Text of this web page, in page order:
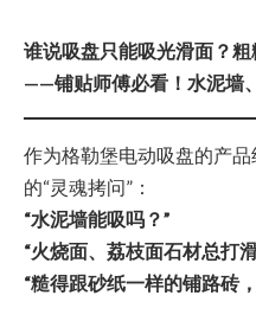
谁说吸盘只能吸光滑面？粗
——铺贴师傅必看！水泥墙
作为格勒堡电动吸盘的产
的“灵魂拷问”：
“水泥墙能吸吗？”
“火烧面、荔枝面石材总打
“糙得跟砂纸一样的铺路砖